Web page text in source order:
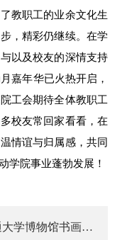
教职工的业余文化生
，精彩仍继续。在学
以及校友的深情支持
嘉年华已火热开启，
工会期待全体教职工
校友常回家看看，在
情谊与归属感，共同
学院事业蓬勃发展！
招生简章 | 上海交通大学博物馆书画瑰宝鉴赏班（首期）